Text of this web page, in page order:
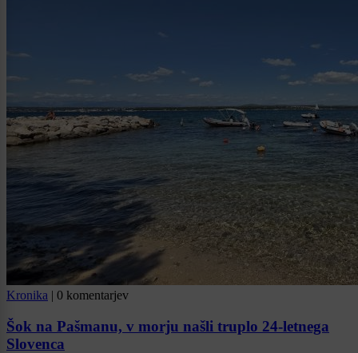
Kronika | 0 komentarjev
Šok na Pašmanu, v morju našli truplo 24-letnega
Slovenca